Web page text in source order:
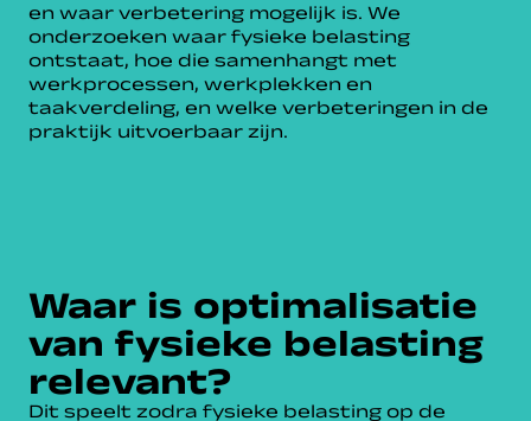
en waar verbetering mogelijk is. We
onderzoeken waar fysieke belasting
ontstaat, hoe die samenhangt met
werkprocessen, werkplekken en
taakverdeling, en welke verbeteringen in de
praktijk uitvoerbaar zijn.
Waar is optimalisatie
van fysieke belasting
relevant?
Dit speelt zodra fysieke belasting op de